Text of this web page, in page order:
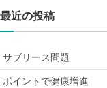
最近の投稿
サブリース問題
ポイントで健康増進